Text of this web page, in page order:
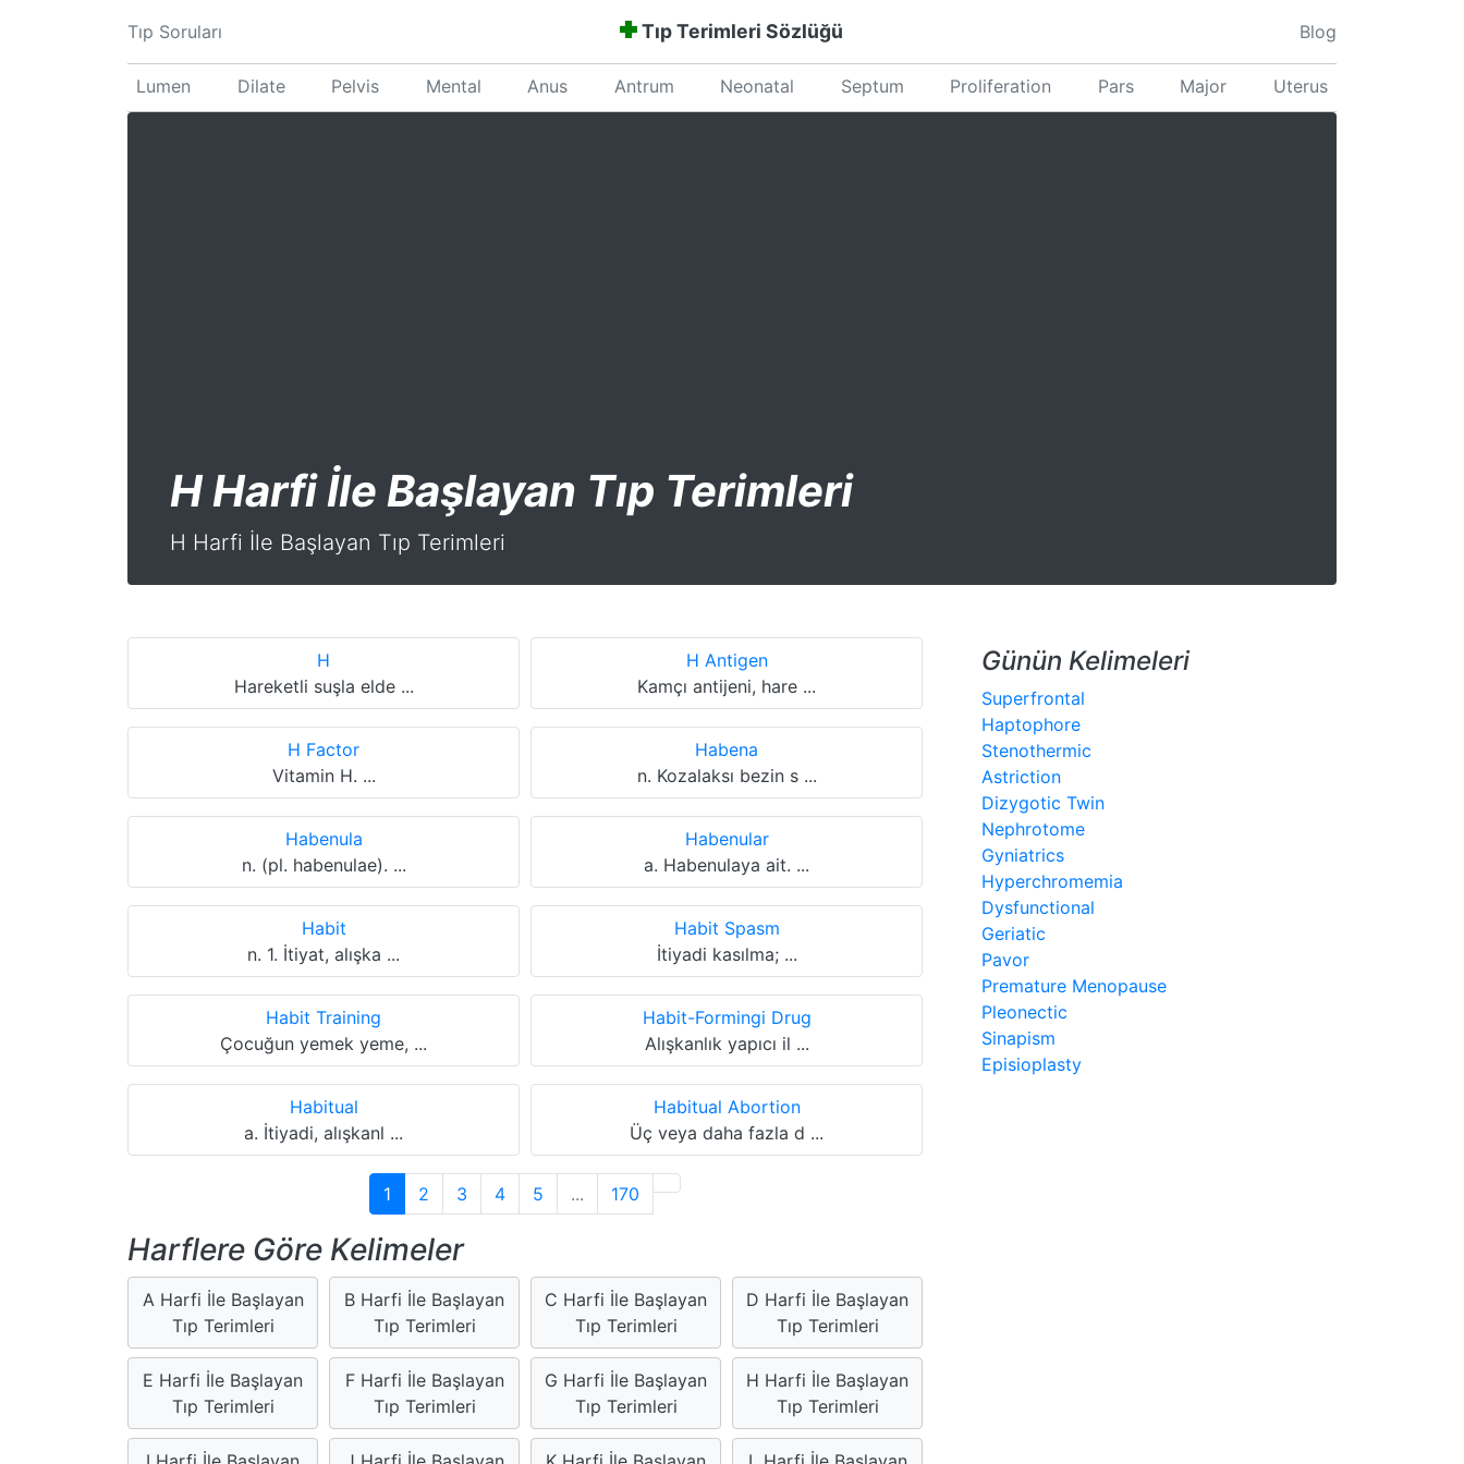
Tıp Soruları Tıp Terimleri Sözlüğü Blog
Lumen Dilate Pelvis Mental Anus Antrum Neonatal Septum Proliferation Pars Major Uterus
H Harfi İle Başlayan Tıp Terimleri
H Harfi İle Başlayan Tıp Terimleri
H
Hareketli suşla elde ...
H Antigen
Kamçı antijeni, hare ...
H Factor
Vitamin H. ...
Habena
n. Kozalaksı bezin s ...
Habenula
n. (pl. habenulae). ...
Habenular
a. Habenulaya ait. ...
Habit
n. 1. İtiyat, alışka ...
Habit Spasm
İtiyadi kasılma; ...
Habit Training
Çocuğun yemek yeme, ...
Habit-Formingi Drug
Alışkanlık yapıcı il ...
Habitual
a. İtiyadi, alışkanl ...
Habitual Abortion
Üç veya daha fazla d ...
1 2 3 4 5 ... 170
Harflere Göre Kelimeler
A Harfi İle Başlayan
Tıp Terimleri
B Harfi İle Başlayan
Tıp Terimleri
C Harfi İle Başlayan
Tıp Terimleri
D Harfi İle Başlayan
Tıp Terimleri
E Harfi İle Başlayan
Tıp Terimleri
F Harfi İle Başlayan
Tıp Terimleri
G Harfi İle Başlayan
Tıp Terimleri
H Harfi İle Başlayan
Tıp Terimleri
Günün Kelimeleri
Superfrontal
Haptophore
Stenothermic
Astriction
Dizygotic Twin
Nephrotome
Gyniatrics
Hyperchromemia
Dysfunctional
Geriatic
Pavor
Premature Menopause
Pleonectic
Sinapism
Episioplasty